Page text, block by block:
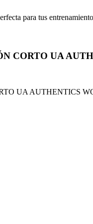
CORTO UA
UA AUTHENTICS